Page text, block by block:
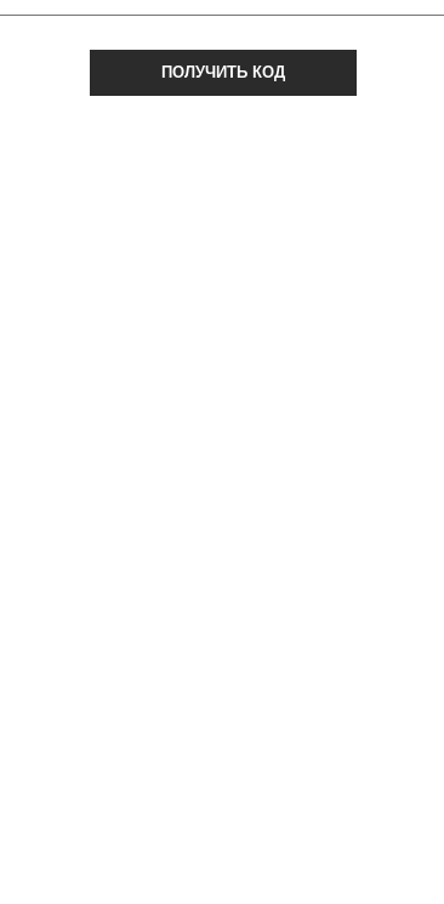
ПОЛУЧИТЬ КОД